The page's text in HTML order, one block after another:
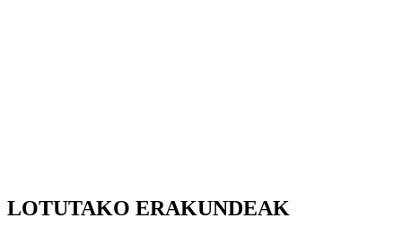
LOTUTAKO ERAKUNDEAK